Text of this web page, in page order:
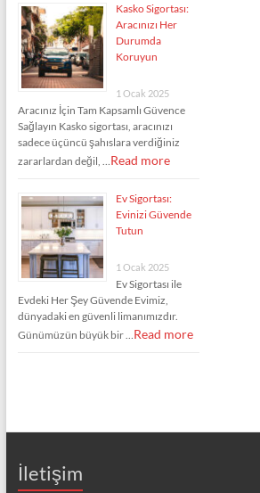
Kasko Sigortası:
Aracınızı Her
Durumda
Koruyun
1 Ocak 2025
Aracınız İçin Tam Kapsamlı Güvence
Sağlayın Kasko sigortası, aracınızı
sadece üçüncü şahıslara verdiğiniz
zararlardan değil, … Read more
Ev Sigortası:
Evinizi Güvende
Tutun
1 Ocak 2025
Ev Sigortası ile
Evdeki Her Şey Güvende Evimiz,
dünyadaki en güvenli limanımızdır.
Günümüzün büyük bir … Read more
İletişim